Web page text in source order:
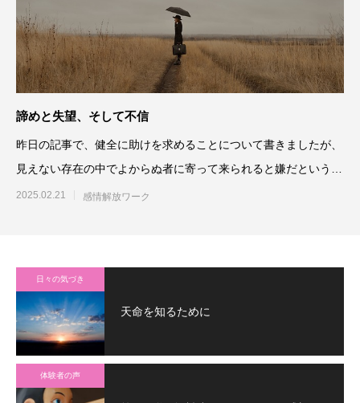
諦めと失望、そして不信
昨日の記事で、健全に助けを求めることについて書きましたが、
見えない存在の中でよからぬ者に寄って来られると嫌だという懸
念は払しょくしたも
2025.02.21 感情解放ワーク
日々の気づき
天命を知るために
体験者の声